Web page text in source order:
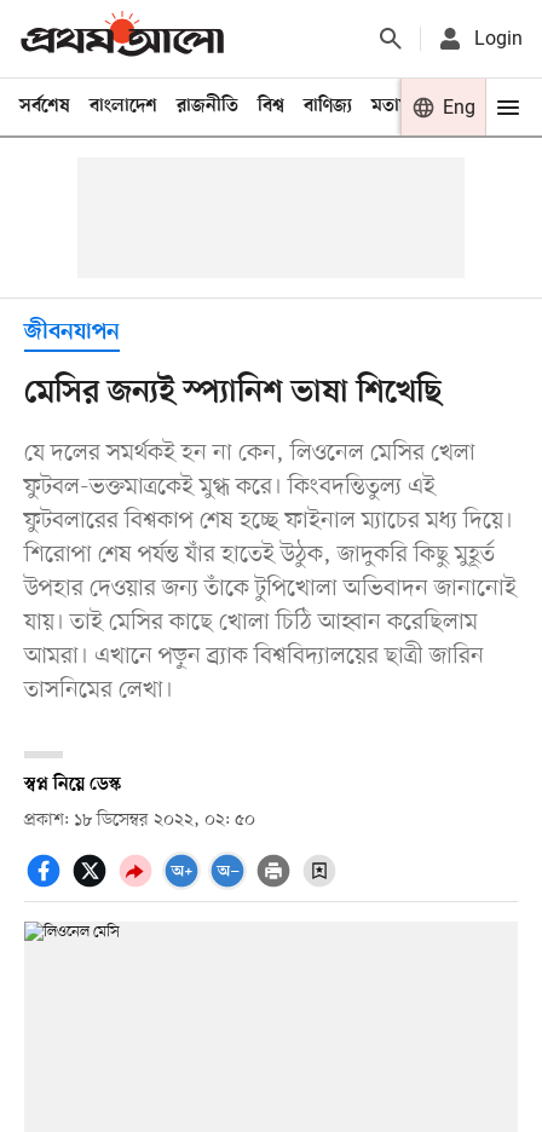
Login
সর্বশেষ বাংলাদেশ রাজনীতি বিশ্ব বাণিজ্য মতামত খেলা
Eng
জীবনযাপন
মেসির জন্যই স্প্যানিশ ভাষা শিখেছি
যে দলের সমর্থকই হন না কেন, লিওনেল মেসির খেলা
ফুটবল-ভক্তমাত্রকেই মুগ্ধ করে। কিংবদন্তিতুল্য এই
ফুটবলারের বিশ্বকাপ শেষ হচ্ছে ফাইনাল ম্যাচের মধ্য দিয়ে।
শিরোপা শেষ পর্যন্ত যাঁর হাতেই উঠুক, জাদুকরি কিছু মুহূর্ত
উপহার দেওয়ার জন্য তাঁকে টুপিখোলা অভিবাদন জানানোই
যায়। তাই মেসির কাছে খোলা চিঠি আহ্বান করেছিলাম
আমরা। এখানে পড়ুন ব্র্যাক বিশ্ববিদ্যালয়ের ছাত্রী জারিন
তাসনিমের লেখা।
স্বপ্ন নিয়ে ডেস্ক
প্রকাশ: ১৮ ডিসেম্বর ২০২২, ০২: ৫০